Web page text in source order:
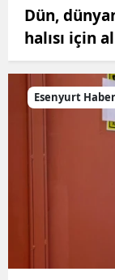
Dün,
halısı için
Esenyurt